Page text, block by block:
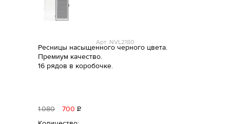
Арт: NVL2180
Ресницы насыщенного черного цвета.
Премиум качество.
16 рядов в коробочке.
1080 700 Р